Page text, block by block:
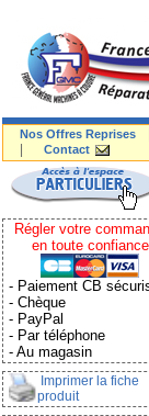
Nos Offres Reprises
Contact
Régler votre
en toute confiance
- Paiement CB
- Chèque
- PayPal
- Par téléphone
- Au magasin
Imprimer la fiche
produit